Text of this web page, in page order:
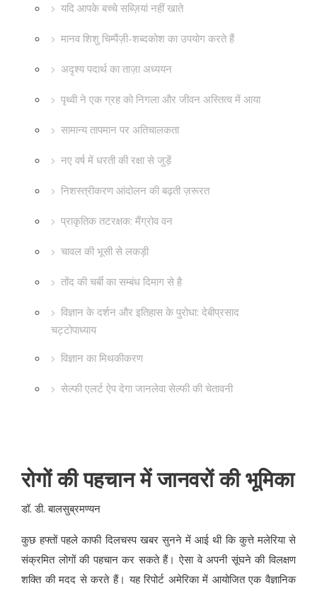
यदि आपके बच्चे सब्ज़ियां नहीं खाते
मानव शिशु चिम्पैंज़ी-शब्दकोश का उपयोग करते हैं
अदृश्य पदार्थ का ताज़ा अध्ययन
पृथ्वी ने एक ग्रह को निगला और जीवन अस्तित्व में आया
सामान्य तापमान पर अतिचालकता
नए वर्ष में धरती की रक्षा से जुड़ें
निशस्त्रीकरण आंदोलन की बढ़ती ज़रूरत
प्राकृतिक तटरक्षक: मैंग्रोव वन
चावल की भूसी से लकड़ी
तोंद की चर्बी का सम्बंध दिमाग से है
विज्ञान के दर्शन और इतिहास के पुरोधा: देबीप्रसाद
चट्टोपाध्याय
विज्ञान का मिथकीकरण
सेल्फी एलर्ट ऐप देगा जानलेवा सेल्फी की चेतावनी
रोगों की पहचान में जानवरों की भूमिका
डॉ. डी. बालसुब्रमण्यन
कुछ हफ्तों पहले काफी दिलचस्प खबर सुनने में आई थी कि कुत्ते मलेरिया से
संक्रमित लोगों की पहचान कर सकते हैं। ऐसा वे अपनी सूंघने की विलक्षण
शक्ति की मदद से करते हैं। यह रिपोर्ट अमेरिका में आयोजित एक वैज्ञानिक